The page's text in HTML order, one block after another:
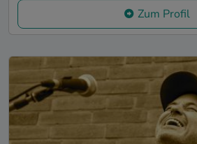
Zum Profil